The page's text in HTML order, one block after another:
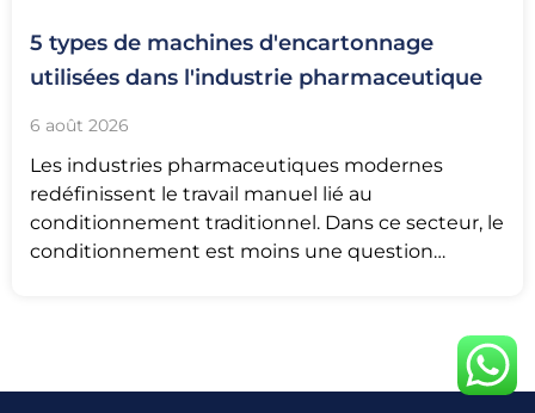
5 types de machines d'encartonnage
utilisées dans l'industrie pharmaceutique
6 août 2026
Les industries pharmaceutiques modernes
redéfinissent le travail manuel lié au
conditionnement traditionnel. Dans ce secteur, le
conditionnement est moins une question